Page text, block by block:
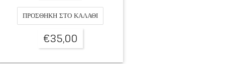
ΠΡΟΣΘΉΚΗ ΣΤΟ ΚΑΛΆΘΙ
€35,00